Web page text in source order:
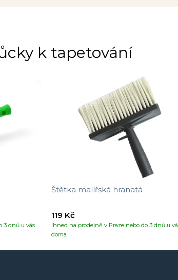
k tapetování
3 dnů u vás
Štětka malířská hranatá
Ihned na prodejně v Praze nebo do 3 dnů u
doma
119 Kč